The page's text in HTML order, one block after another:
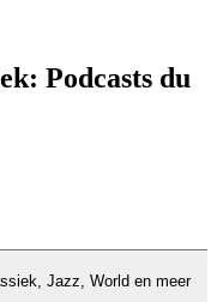
Podcasts du
Jazz, World en meer